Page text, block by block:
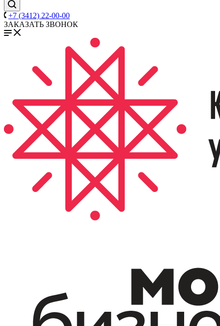
+7 (3412) 22-00-00
ЗАКАЗАТЬ ЗВОНОК